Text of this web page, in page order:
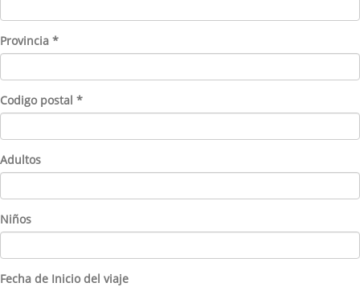
Provincia *
Codigo postal *
Adultos
Niños
Fecha de Inicio del viaje